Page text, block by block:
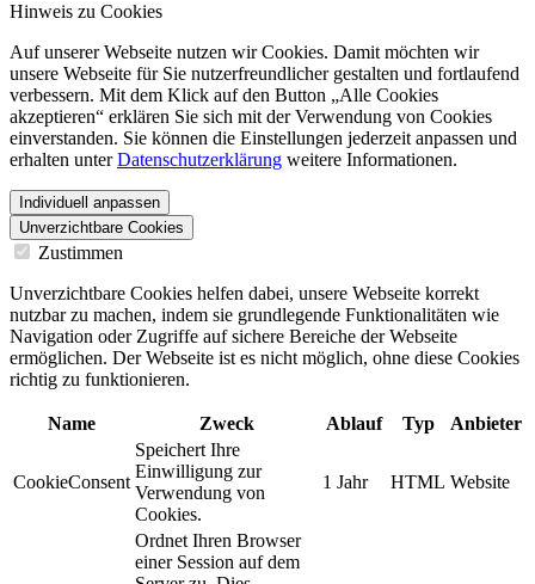
Hinweis zu Cookies
Auf unserer Webseite nutzen wir Cookies. Damit möchten wir
unsere Webseite für Sie nutzerfreundlicher gestalten und fortlaufend
verbessern. Mit dem Klick auf den Button „Alle Cookies
akzeptieren“ erklären Sie sich mit der Verwendung von Cookies
einverstanden. Sie können die Einstellungen jederzeit anpassen und
erhalten unterDatenschutzerklärung weitere Informationen.
Individuell anpassen
Unverzichtbare Cookies
Zustimmen
Unverzichtbare Cookies helfen dabei, unsere Webseite korrekt
nutzbar zu machen, indem sie grundlegende Funktionalitäten wie
Navigation oder Zugriffe auf sichere Bereiche der Webseite
ermöglichen. Der Webseite ist es nicht möglich, ohne diese Cookies
richtig zu funktionieren.
Name Zweck Ablauf Typ Anbieter
CookieConsent
Speichert Ihre
Einwilligung zur
Verwendung von
Cookies.
1 Jahr HTML Website
Ordnet Ihren Browser
einer Session auf dem